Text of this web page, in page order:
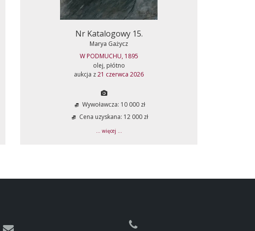
Nr Katalogowy 15.
Marya Gażycz
W PODMUCHU, 1895
olej, płótno
aukcja z21 czerwca 2026
Wywoławcza: 10 000 zł
Cena uzyskana: 12 000 zł
... więcej ...